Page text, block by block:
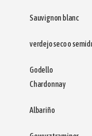
Sauvignon blanc
verdejo seco o
Godello
Chardonnay
Albariño